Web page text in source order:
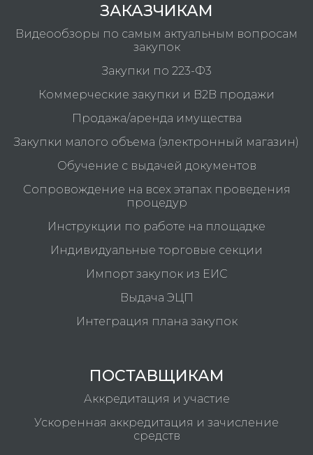
ЗАКАЗЧИКАМ
Видеообзоры по самым актуальным вопросам
закупок
Закупки по 223-Ф3
Коммерческие закупки и B2B продажи
Продажа/аренда имущества
Закупки малого объема (электронный магазин)
Обучение с выдачей документов
Сопровождение на всех этапах проведения
процедур
Инструкции по работе на площадке
Индивидуальные торговые секции
Импорт закупок из ЕИС
Выдача ЭЦП
Интеграция плана закупок
ПОСТАВЩИКАМ
Аккредитация и участие
Ускоренная аккредитация и зачисление
средств